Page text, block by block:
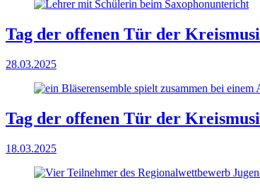
Tag der offenen Tür der
28.03.2025
Tag der offenen Tür der
18.03.2025